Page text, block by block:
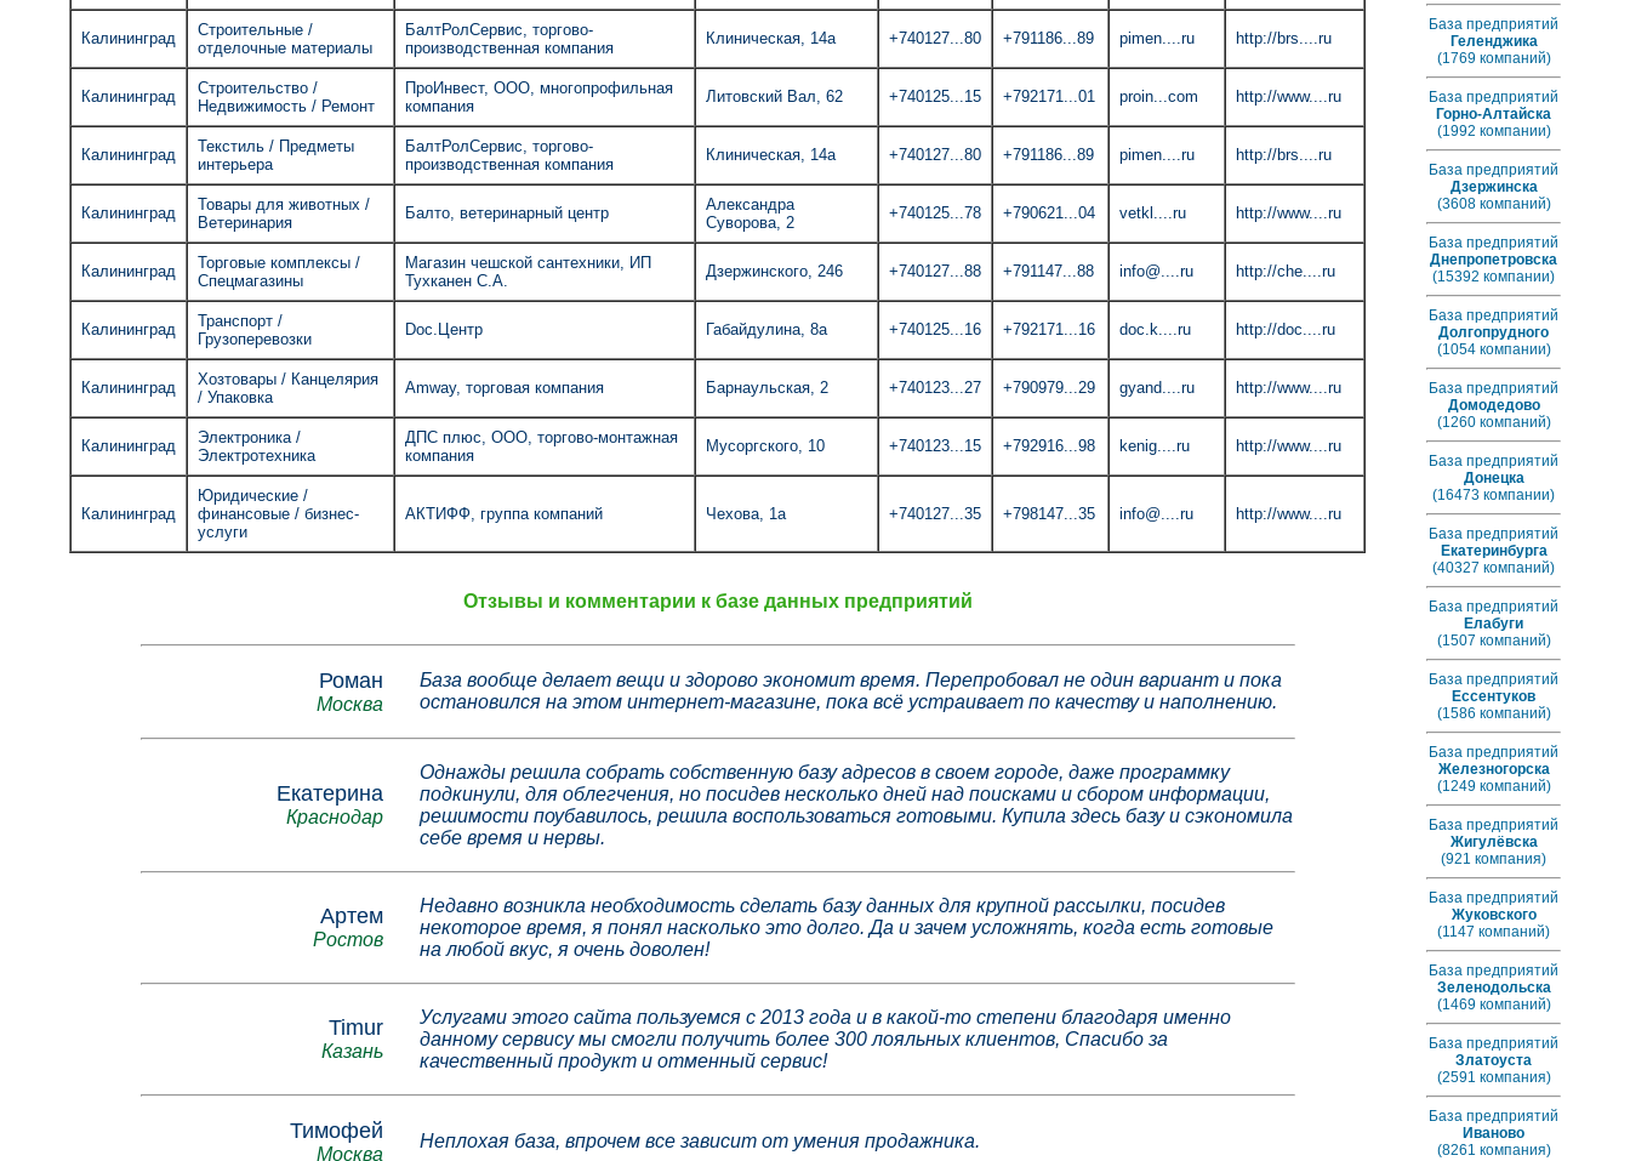
Калининград
Строительные /
отделочные материалы
БалтРолСервис, торгово-
производственная компания
Клиническая, 14а +740127...80 +791186...89 pimen....ru http://brs....ru
Калининград
Строительство /
Недвижимость / Ремонт
ПроИнвест, ООО, многопрофильная
компания
Литовский Вал, 62 +740125...15 +792171...01 proin...com http://www....ru
Калининград
Текстиль / Предметы
интерьера
БалтРолСервис, торгово-
производственная компания
Клиническая, 14а +740127...80 +791186...89 pimen....ru http://brs....ru
Калининград
Товары для животных /
Ветеринария
Балто, ветеринарный центр
Александра
Суворова, 2
+740125...78 +790621...04 vetkl....ru http://www....ru
Калининград
Торговые комплексы /
Спецмагазины
Магазин чешской сантехники, ИП
Тухканен С.А.
Дзержинского, 246 +740127...88 +791147...88 info@....ru http://che....ru
Калининград
Транспорт /
Грузоперевозки
Doc.Центр Габайдулина, 8а +740125...16 +792171...16 doc.k....ru http://doc....ru
Калининград
Хозтовары / Канцелярия
/ Упаковка
Amway, торговая компания Барнаульская, 2 +740123...27 +790979...29 gyand....ru http://www....ru
Калининград
Электроника /
Электротехника
ДПС плюс, ООО, торгово-монтажная
компания
Мусоргского, 10 +740123...15 +792916...98 kenig....ru http://www....ru
Калининград
Юридические /
финансовые / бизнес-
услуги
АКТИФФ, группа компаний Чехова, 1а +740127...35 +798147...35 info@....ru http://www....ru
Отзывы и комментарии к базе данных предприятий
Роман
Москва
База вообще делает вещи и здорово экономит время. Перепробовал не один вариант и пока
остановился на этом интернет-магазине, пока всё устраивает по качеству и наполнению.
Екатерина
Краснодар
Однажды решила собрать собственную базу адресов в своем городе, даже программку
подкинули, для облегчения, но посидев несколько дней над поисками и сбором информации,
решимости поубавилось, решила воспользоваться готовыми. Купила здесь базу и сэкономила
себе время и нервы.
Артем
Ростов
Недавно возникла необходимость сделать базу данных для крупной рассылки, посидев
некоторое время, я понял насколько это долго. Да и зачем усложнять, когда есть готовые
на любой вкус, я очень доволен!
Timur
Казань
Услугами этого сайта пользуемся с 2013 года и в какой-то степени благодаря именно
данному сервису мы смогли получить более 300 лояльных клиентов, Спасибо за
качественный продукт и отменный сервис!
Тимофей
Москва
Неплохая база, впрочем все зависит от умения продажника.
База предприятий
Геленджика
(1769 компаний)
База предприятий
Горно-Алтайска
(1992 компании)
База предприятий
Дзержинска
(3608 компаний)
База предприятий
Днепропетровска
(15392 компании)
База предприятий
Долгопрудного
(1054 компании)
База предприятий
Домодедово
(1260 компаний)
База предприятий
Донецка
(16473 компании)
База предприятий
Екатеринбурга
(40327 компаний)
База предприятий
Елабуги
(1507 компаний)
База предприятий
Ессентуков
(1586 компаний)
База предприятий
Железногорска
(1249 компаний)
База предприятий
Жигулёвска
(921 компания)
База предприятий
Жуковского
(1147 компаний)
База предприятий
Зеленодольска
(1469 компаний)
База предприятий
Златоуста
(2591 компания)
База предприятий
Иваново
(8261 компания)